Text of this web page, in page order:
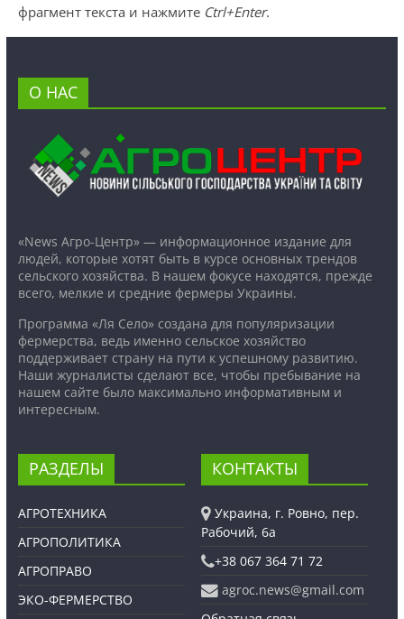
фрагмент текста и нажмите Ctrl+Enter.
О НАС
«News Агро-Центр» — информационное издание для
людей, которые хотят быть в курсе основных трендов
сельского хозяйства. В нашем фокусе находятся, прежде
всего, мелкие и средние фермеры Украины.
Программа «Ля Село» создана для популяризации
фермерства, ведь именно сельское хозяйство
поддерживает страну на пути к успешному развитию.
Наши журналисты сделают все, чтобы пребывание на
нашем сайте было максимально информативным и
интересным.
РАЗДЕЛЫ
АГРОТЕХНИКА
АГРОПОЛИТИКА
АГРОПРАВО
ЭКО-ФЕРМЕРСТВО
КОНТАКТЫ
Украина, г. Ровно, пер.
Рабочий, 6а
+38 067 364 71 72
agroc.news@gmail.com